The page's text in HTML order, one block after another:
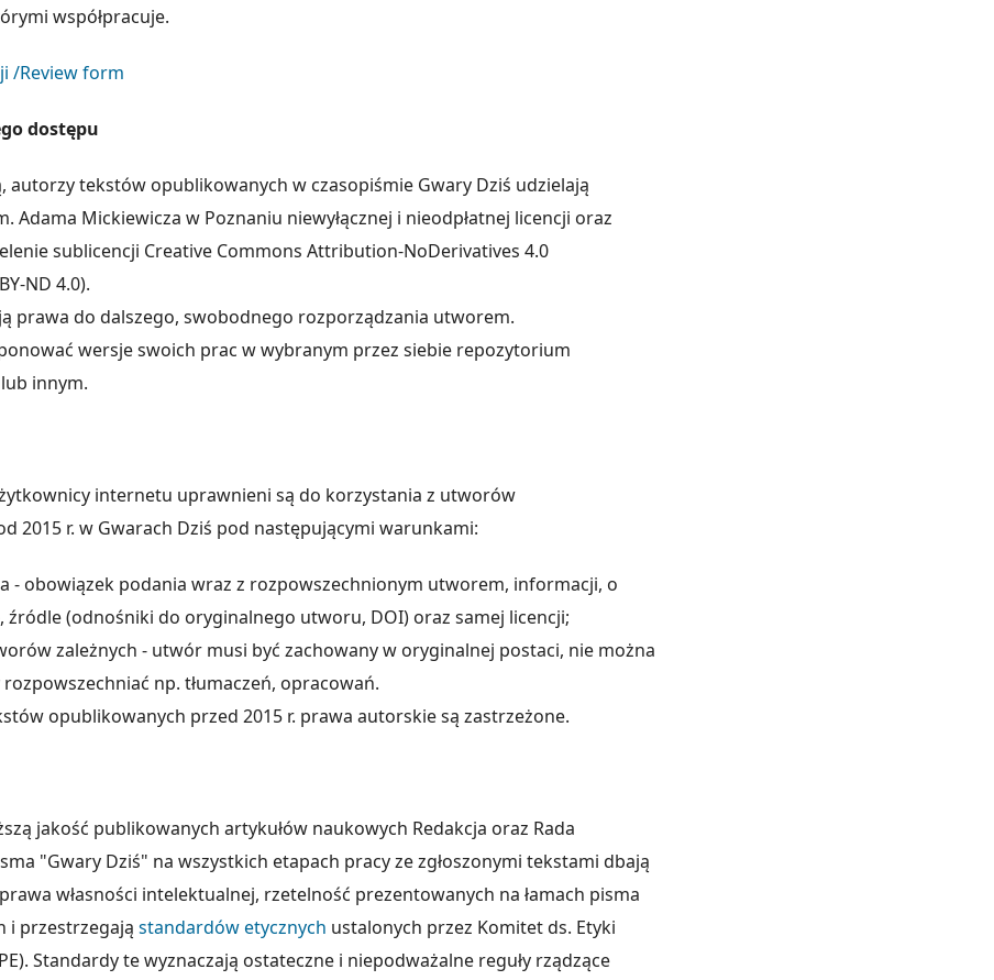
współpracuje.
/Review form
dostępu
autorzy tekstów opublikowanych w czasopiśmie Gwary Dziś udzielają
Adama Mickiewicza w Poznaniu niewyłącznej i nieodpłatnej licencji oraz
sublicencji Creative Commons Attribution-NoDerivatives 4.0
ND 4.0).
prawa do dalszego, swobodnego rozporządzania utworem.
wersje swoich prac w wybranym przez siebie repozytorium
innym.
internetu uprawnieni są do korzystania z utworów
2015 r. w Gwarach Dziś pod następującymi warunkami:
- obowiązek podania wraz z rozpowszechnionym utworem, informacji, o
(odnośniki do oryginalnego utworu, DOI) oraz samej licencji;
zależnych - utwór musi być zachowany w oryginalnej postaci, nie można
np. tłumaczeń, opracowań.
opublikowanych przed 2015 r. prawa autorskie są zastrzeżone.
jakość publikowanych artykułów naukowych Redakcja oraz Rada
"Gwary Dziś" na wszystkich etapach pracy ze zgłoszonymi tekstami dbają
własności intelektualnej, rzetelność prezentowanych na łamach pisma
i przestrzegają standardów etycznych ustalonych przez Komitet ds. Etyki
Standardy te wyznaczają ostateczne i niepodważalne reguły rządzące